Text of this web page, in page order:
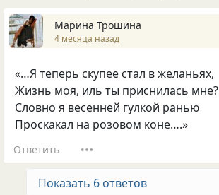
Марина Трошина
4 месяца назад
«…Я теперь скупее стал в желаньях,
Жизнь моя, иль ты приснилась мне?
Словно я весенней гулкой ранью
Проскакал на розовом коне….»
Ответить
Показать 6 ответов